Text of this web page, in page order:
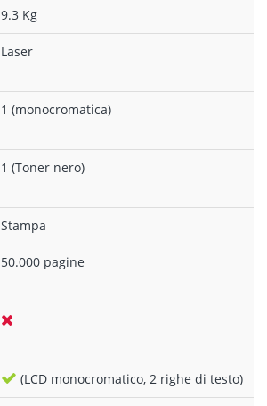
9.3 Kg
Laser
1 (monocromatica)
1 (Toner nero)
Stampa
50.000 pagine
(LCD monocromatico, 2 righe di testo)